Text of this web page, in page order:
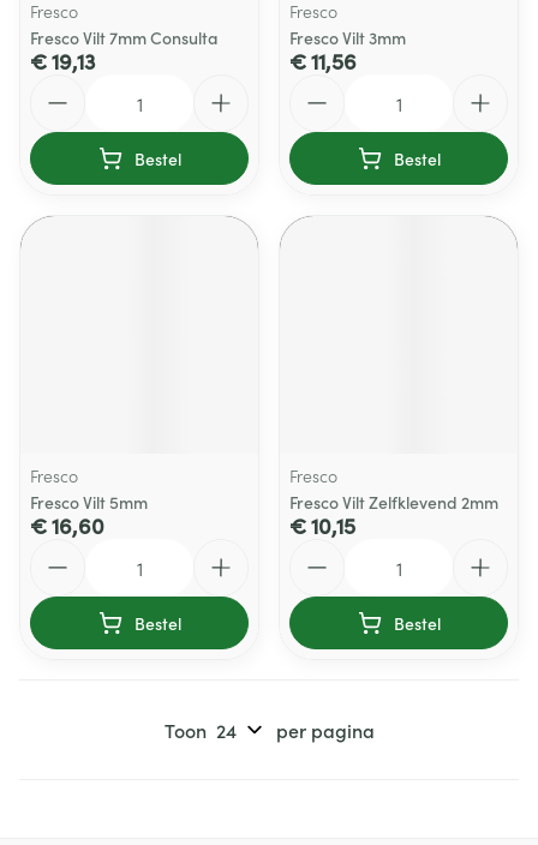
Fresco
Fresco Vilt 7mm Consulta
€ 19,13
Bestel
Fresco
Fresco Vilt 3mm
€ 11,56
Bestel
Fresco
Fresco Vilt 5mm
€ 16,60
Bestel
Fresco
Fresco Vilt Zelfklevend 2mm
€ 10,15
Bestel
Toon per pagina